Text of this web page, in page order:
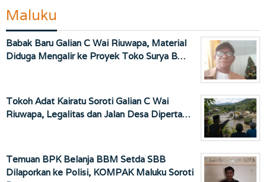
Maluku
Babak Baru Galian C Wai Riuwapa, Material
Diduga Mengalir ke Proyek Toko Surya B…
Tokoh Adat Kairatu Soroti Galian C Wai
Riuwapa, Legalitas dan Jalan Desa Diperta…
Temuan BPK Belanja BBM Setda SBB
Dilaporkan ke Polisi, KOMPAK Maluku Soroti